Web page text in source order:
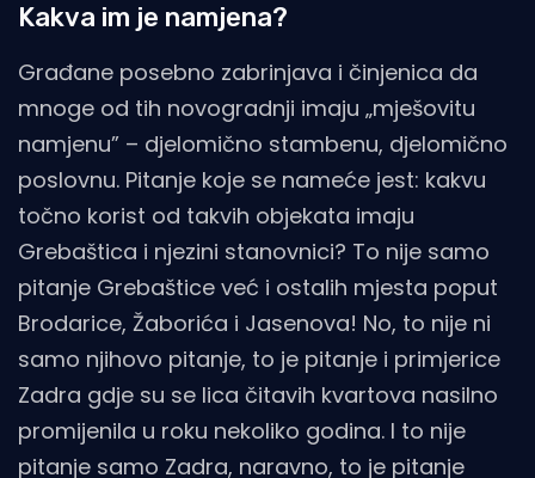
Kakva im je namjena?
Građane posebno zabrinjava i činjenica da
mnoge od tih novogradnji imaju „mješovitu
namjenu” – djelomično stambenu, djelomično
poslovnu. Pitanje koje se nameće jest: kakvu
točno korist od takvih objekata imaju
Grebaštica i njezini stanovnici? To nije samo
pitanje Grebaštice već i ostalih mjesta poput
Brodarice, Žaborića i Jasenova! No, to nije ni
samo njihovo pitanje, to je pitanje i primjerice
Zadra gdje su se lica čitavih kvartova nasilno
promijenila u roku nekoliko godina. I to nije
pitanje samo Zadra, naravno, to je pitanje